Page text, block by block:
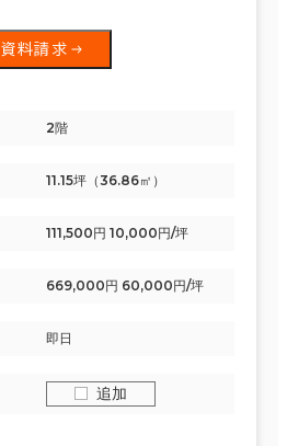
資料請求
2階
11.15坪（36.86㎡）
111,500円 10,000円/坪
669,000円 60,000円/坪
即日
追加